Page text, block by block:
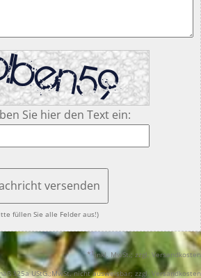
Sie hier den Text ein:
versenden
füllen Sie alle Felder aus!)
* 1 inkl. MwSt.; zzgl. Versandkosten
§25a UStG.;MwSt. nicht ausweisbar; zzgl. Versandkosten